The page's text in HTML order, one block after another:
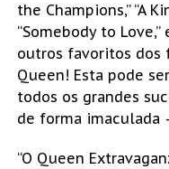
the Champions,” “A
“Somebody to
outros favoritos dos
Queen! Esta pode
todos os grandes
de forma imaculada
“O Queen